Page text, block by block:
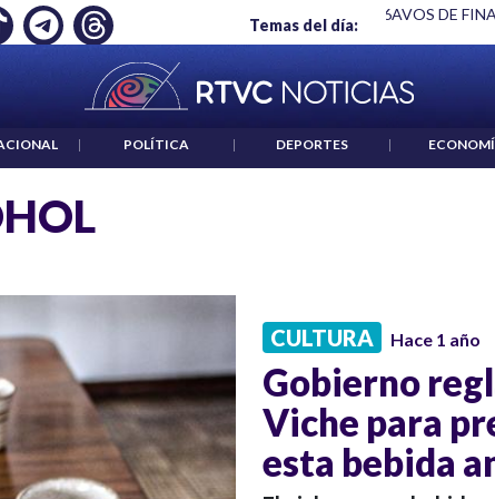
Temas del día:
FINAL DEL MUNDIAL 2026 GRUPOS ARMADOS NO
| POLÍTICA | DEPORTES |
CULTURA Hace 1 año
Gobierno
Viche para
esta bebida